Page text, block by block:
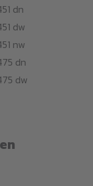
dn
dw
nw
dn
dw